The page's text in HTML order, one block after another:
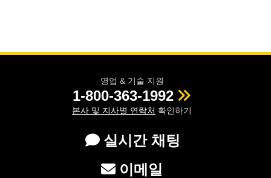
영업 & 기술 지원
1-800-363-1992
본사 및 지사별 연락처 확인하기
실시간 채팅
이메일